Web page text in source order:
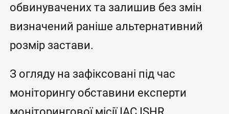
обвинувачених та залишив без змін
визначений раніше альтернативний
розмір застави.
З огляду на зафіксовані під час
моніторингу обставини експерти